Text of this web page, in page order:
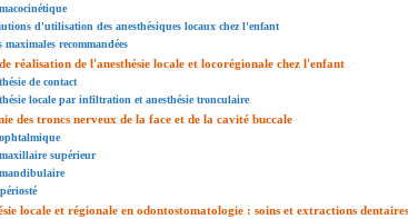
d'utilisation des anesthésiques locaux chez l'enfant
maximales recommandées
réalisation de l'anesthésie locale et locorégionale chez l'enfant
de contact
locale par infiltration et anesthésie tronculaire
des troncs nerveux de la face et de la cavité buccale
supérieur
locale et régionale en odontostomatologie : soins et extractions dentaires